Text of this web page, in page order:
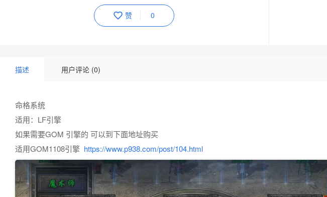
赞 0
描述 用户评论 (0)
命格系统
适用：LF引擎
如果需要GOM 引擎的 可以到下面地址购买
适用GOM1108引擎 https://www.p938.com/post/104.html